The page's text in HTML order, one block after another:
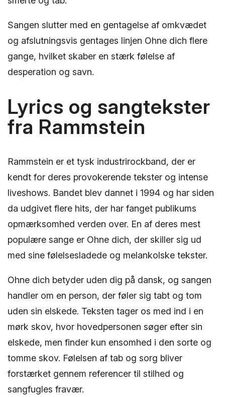
Sangen slutter med en gentagelse af omkvædet
og afslutningsvis gentages linjen Ohne dich flere
gange, hvilket skaber en stærk følelse af
desperation og savn.
Lyrics og sangtekster
fra Rammstein
Rammstein er et tysk industrirockband, der er
kendt for deres provokerende tekster og intense
liveshows. Bandet blev dannet i 1994 og har siden
da udgivet flere hits, der har fanget publikums
opmærksomhed verden over. En af deres mest
populære sange er Ohne dich, der skiller sig ud
med sine følelsesladede og melankolske tekster.
Ohne dich betyder uden dig på dansk, og sangen
handler om en person, der føler sig tabt og tom
uden sin elskede. Teksten tager os med ind i en
mørk skov, hvor hovedpersonen søger efter sin
elskede, men finder kun ensomhed i den sorte og
tomme skov. Følelsen af tab og sorg bliver
forstærket gennem referencer til stilhed og
sangfugles fravær.